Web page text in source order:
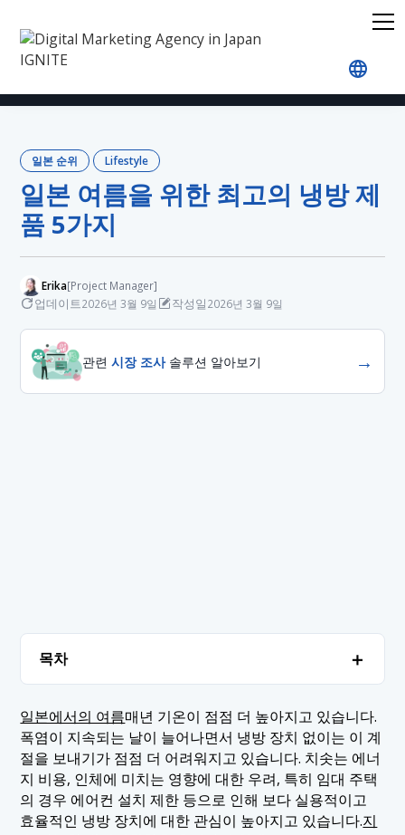
일본 여
일본 순위 Lifestyle
일본 여름을 위한 최고의 냉방 제
품 5가지
Erika[Project Manager]
업데이트2026년 3월 9일 작성일2026년 3월 9일
관련시장 조사솔루션 알아보기 →
목차 ＋
1.1 1. 쿨링 젤 매트
1.2 2. 휴대용 선풍기
1.3 3. 개인용 공기 냉각기
1.4 4. 착용형 목 냉각기
2. 결론
일본에서의 여름매년 기온이 점점 더 높아지고 있습니다.
폭염이 지속되는 날이 늘어나면서 냉방 장치 없이는 이 계
절을 보내기가 점점 더 어려워지고 있습니다. 치솟는 에너
지 비용, 인체에 미치는 영향에 대한 우려, 특히 임대 주택
의 경우 에어컨 설치 제한 등으로 인해 보다 실용적이고
효율적인 냉방 장치에 대한 관심이 높아지고 있습니다.지